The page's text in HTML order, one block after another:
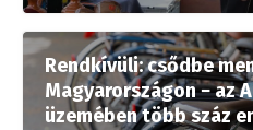
Rendkívüli: csődbe
Magyarországon − az
üzemében több száz